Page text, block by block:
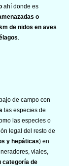
ahí donde es
o
de nidos en aves
de campo con
las especies de
las especies o
legal del resto de
y hepáticas) en
viales,
categoría de